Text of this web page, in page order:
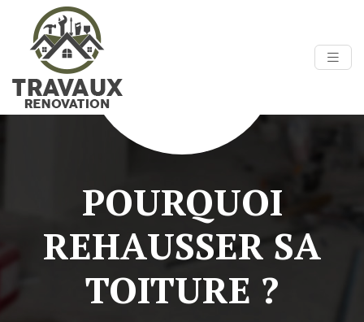
POURQUOI
REHAUSSER SA
TOITURE ?